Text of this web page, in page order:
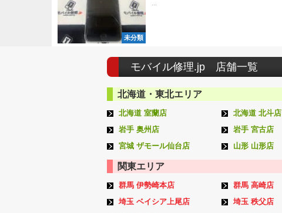
未分類
モバイル修理.jp 店舗一覧
北海道・東北エリア
北海道 室蘭店 北海道 北斗店
岩手 奥州店
岩手 宮古店
宮城 ザモール仙台店
山形 山形店
関東エリア
群馬 伊勢崎本店 群馬 高崎店
埼玉 ベイシア上尾店
埼玉 秩父店